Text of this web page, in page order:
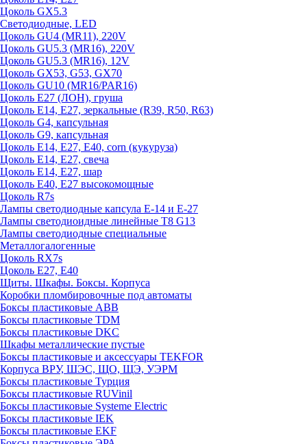
Цоколь GX5.3
Светодиодные, LED
Цоколь GU4 (MR11), 220V
Цоколь GU5.3 (MR16), 220V
Цоколь GU5.3 (MR16), 12V
Цоколь GX53, G53, GX70
Цоколь GU10 (MR16/PAR16)
Цоколь Е27 (ЛОН), груша
Цоколь Е14, Е27, зеркальные (R39, R50, R63)
Цоколь G4, капсульная
Цоколь G9, капсульная
Цоколь Е14, Е27, Е40, corn (кукуруза)
Цоколь Е14, Е27, свеча
Цоколь Е14, Е27, шар
Цоколь Е40, Е27 высокомощные
Цоколь R7s
Лампы светодиодные капсула Е-14 и Е-27
Лампы светодиоидные линейные T8 G13
Лампы светодиодные специальные
Металлогалогенные
Цоколь RX7s
Цоколь Е27, E40
Щиты. Шкафы. Боксы. Корпуса
Коробки пломбировочные под автоматы
Боксы пластиковые ABB
Боксы пластиковые TDM
Боксы пластиковые DKC
Шкафы металлические пустые
Боксы пластиковые и аксессуары TEKFOR
Корпуса ВРУ, ШЭС, ЩО, ЩЭ, УЭРМ
Боксы пластиковые Турция
Боксы пластиковые RUVinil
Боксы пластиковые Systeme Electric
Боксы пластиковые IEK
Боксы пластиковые EKF